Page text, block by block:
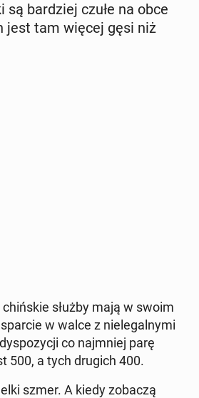
bar­dziej czułe na obce
jest tam więcej gęsi niż
służby mają w swoim
w walce z nie­le­gal­ny­mi
co naj­mniej parę
500, a tych drugich 400.
szmer. A kiedy zobaczą